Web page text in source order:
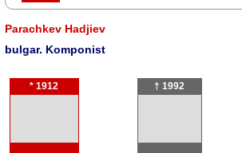
Parachkev Hadjiev
bulgar. Komponist
* 1912 † 1992